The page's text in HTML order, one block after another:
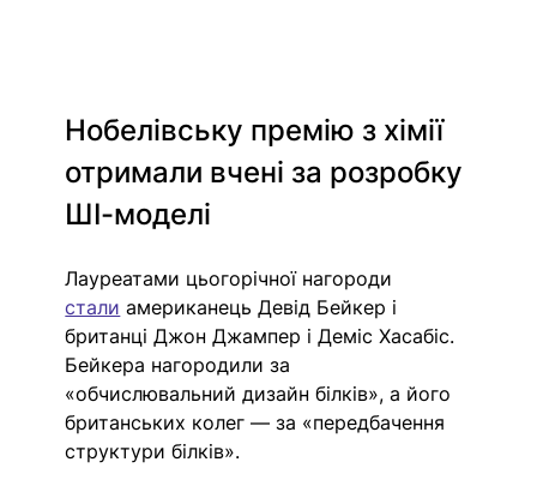
Нобелівську премію з хімії
отримали вчені за розробку
ШІ-моделі
Лауреатами цьогорічної нагороди
стали американець Девід Бейкер і
британці Джон Джампер і Деміс Хасабіс.
Бейкера нагородили за
«обчислювальний дизайн білків», а його
британських колег — за «передбачення
структури білків».